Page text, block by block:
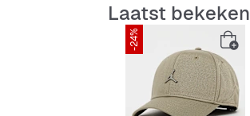
Laatst bekeken
-24%